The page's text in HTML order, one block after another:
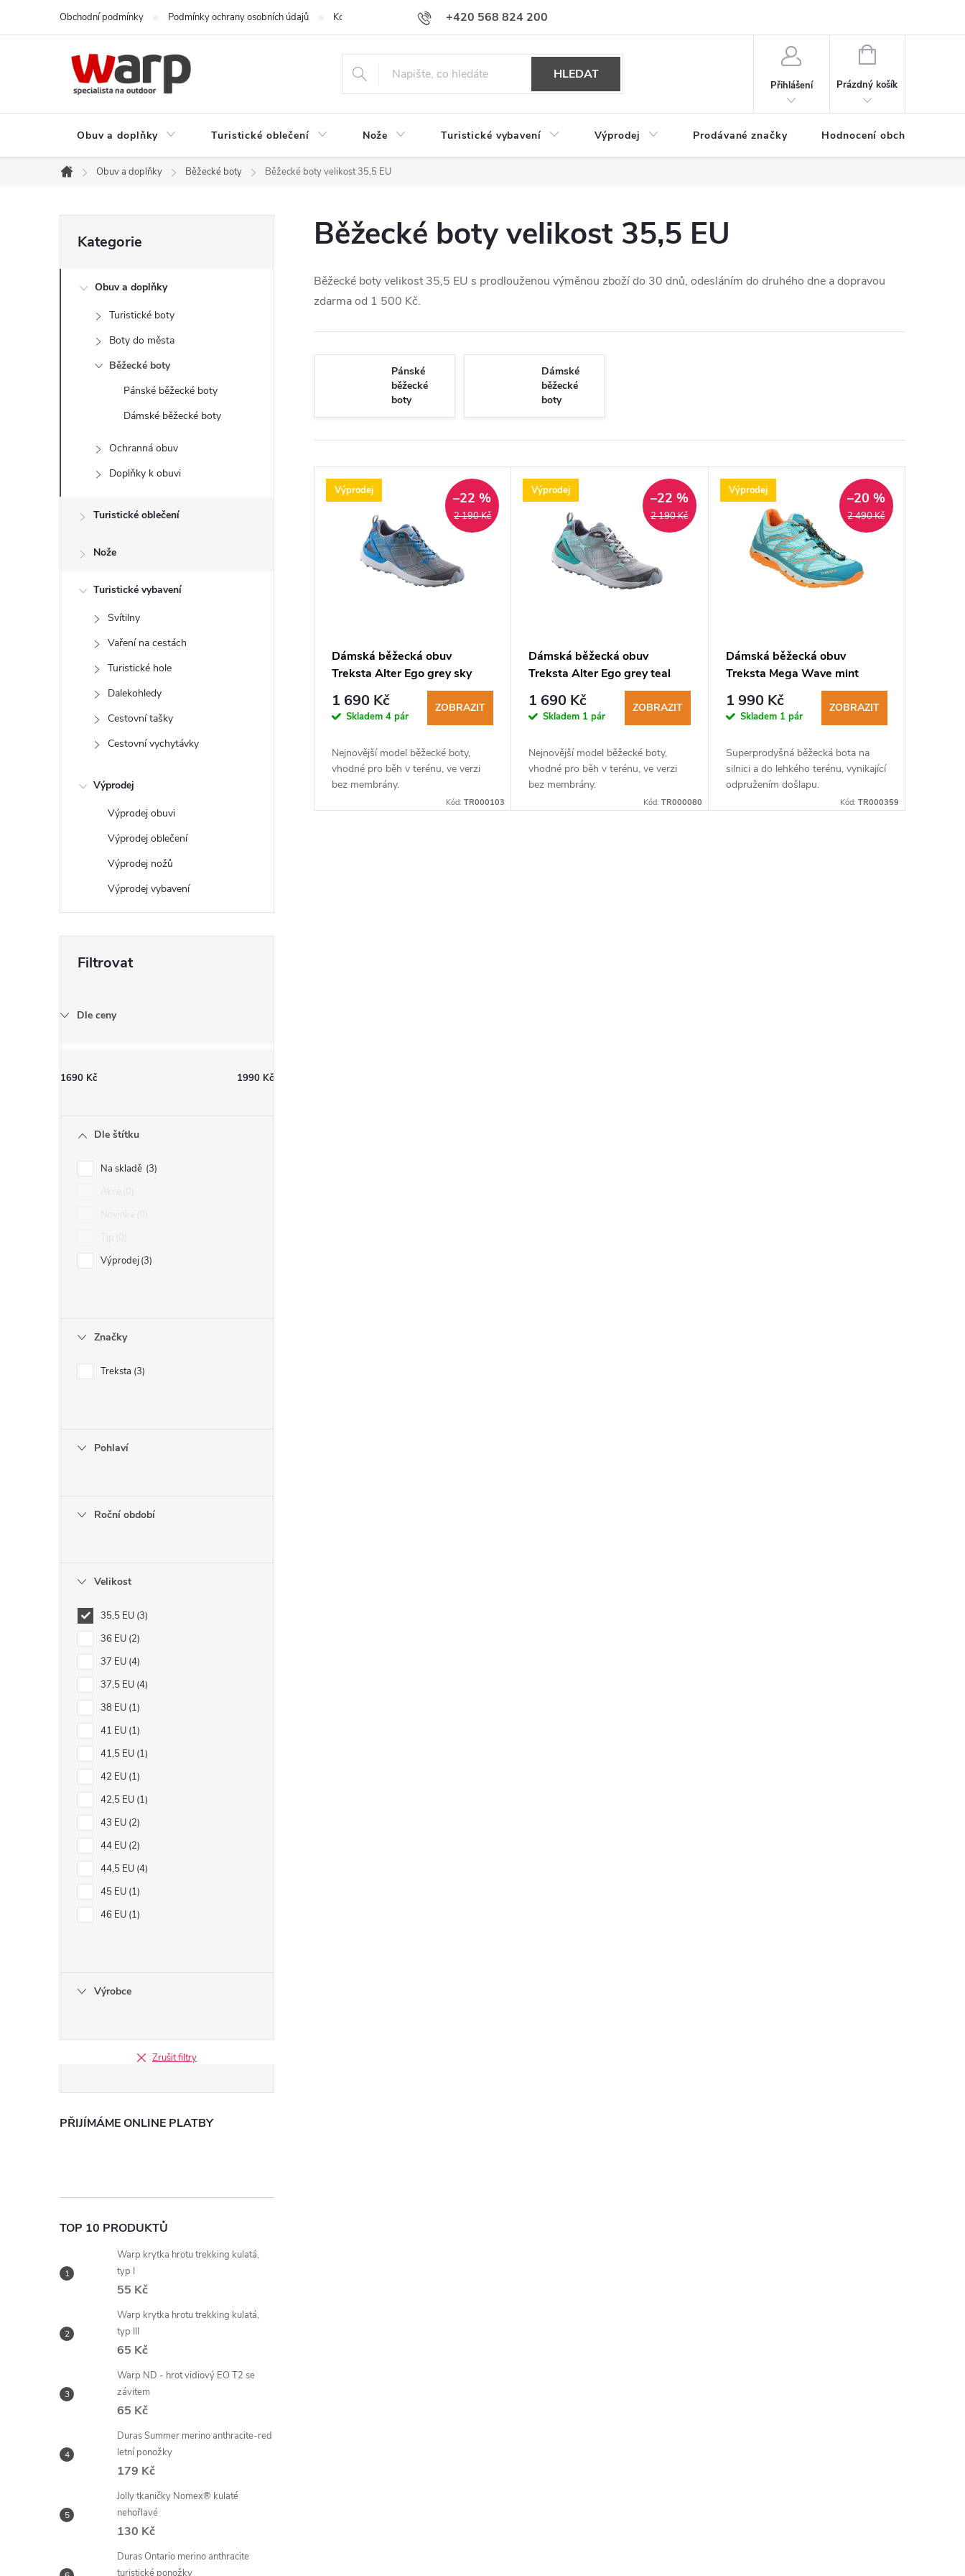
+420 568 824 200
Obchodní podmínky Podmínky ochrany osobních údajů Kontakty Doprava a platba Hodnocení obchodu
HLEDAT
Přihlášení
NÁKUPNÍ
Prázdný košík
Obuv a doplňky Turistické oblečení Nože Turistické vybavení Výprodej Prodávané značky Hodnocení obchodu
Domů
Obuv a doplňky Běžecké boty Běžecké boty velikost 35,5 EU
o
kategorie
Kategorie
Obuv a doplňky
Turistické boty
Boty do města
Běžecké boty
Pánské běžecké boty
Dámské běžecké boty
Ochranná obuv
Doplňky k obuvi
Turistické oblečení
Nože
Turistické vybavení
Svítilny
Vaření na cestách
Turistické hole
Dalekohledy
Cestovní tašky
Cestovní vychytávky
Výprodej
Výprodej obuvi
Výprodej oblečení
Výprodej nožů
Výprodej vybavení
Dle ceny
1690 Kč 1990 Kč
Dle štítku
Na skladě 3
Výprodej 3
Značky
Treksta 3
Pohlaví
Roční období
Velikost
35,5 EU 3
36 EU 2
37 EU 4
37,5 EU 4
38 EU 1
41 EU 1
41,5 EU 1
42 EU 1
42,5 EU 1
43 EU 2
44 EU 2
44,5 EU 4
45 EU 1
46 EU 1
Výrobce
Zrušit filtry
PŘIJÍMÁME ONLINE PLATBY
TOP 10 PRODUKTŮ
Warp krytka hrotu trekking kulatá,
typ I
55 Kč
Warp krytka hrotu trekking kulatá,
typ III
65 Kč
Warp ND - hrot vidiový EO T2 se
závitem
65 Kč
Duras Summer merino anthracite-red
letní ponožky
179 Kč
Jolly tkaničky Nomex® kulaté
nehořlavé
130 Kč
Duras Ontario merino anthracite
turistické ponožky
Běžecké boty velikost 35,5 EU
Běžecké boty velikost 35,5 EU s prodlouženou výměnou zboží do 30 dnů, odesláním do druhého dne a dopravou
zdarma od 1 500 Kč.
Pánské
běžecké
boty
Dámské
běžecké
boty
V
u
Výprodej
2 190 Kč
–22 %
Dámská běžecká obuv
Treksta Alter Ego grey sky
1 690 Kč
Skladem 4 pár
ZOBRAZIT
Nejnovější model běžecké boty,
vhodné pro běh v terénu, ve verzi
bez membrány.
Kód:TR000103
Výprodej
2 190 Kč
–22 %
Dámská běžecká obuv
Treksta Alter Ego grey teal
1 690 Kč
Skladem 1 pár
ZOBRAZIT
Nejnovější model běžecké boty,
vhodné pro běh v terénu, ve verzi
bez membrány.
Kód: TR000080
Výprodej
2 490 Kč
–20 %
Dámská běžecká obuv
Treksta Mega Wave mint
1 990 Kč
Skladem 1 pár
ZOBRAZIT
Superprodyšná běžecká bota na
silnici a do lehkého terénu, vynikající
odpružením došlapu.
Kód: TR000359